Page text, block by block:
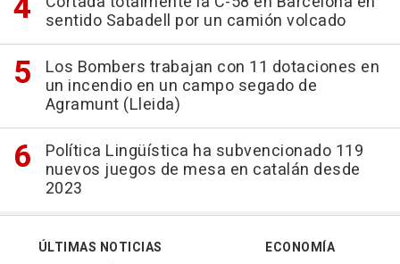
sentido Sabadell por un camión volcado
Los Bombers trabajan con 11 dotaciones en
un incendio en un campo segado de
Agramunt (Lleida)
Política Lingüística ha subvencionado 119
nuevos juegos de mesa en catalán desde
2023
ÚLTIMAS NOTICIAS
ECONOMÍA